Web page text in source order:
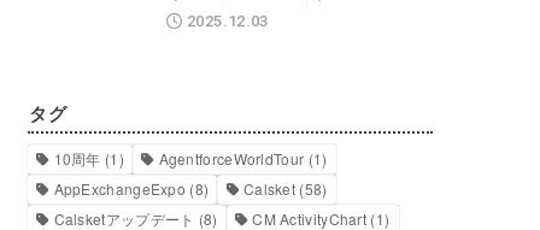
2025.12.03
タグ
10周年 (1) AgentforceWorldTour (1)
AppExchangeExpo (8) Calsket (58)
Calsketアップデート (8) CM ActivityChart (1)